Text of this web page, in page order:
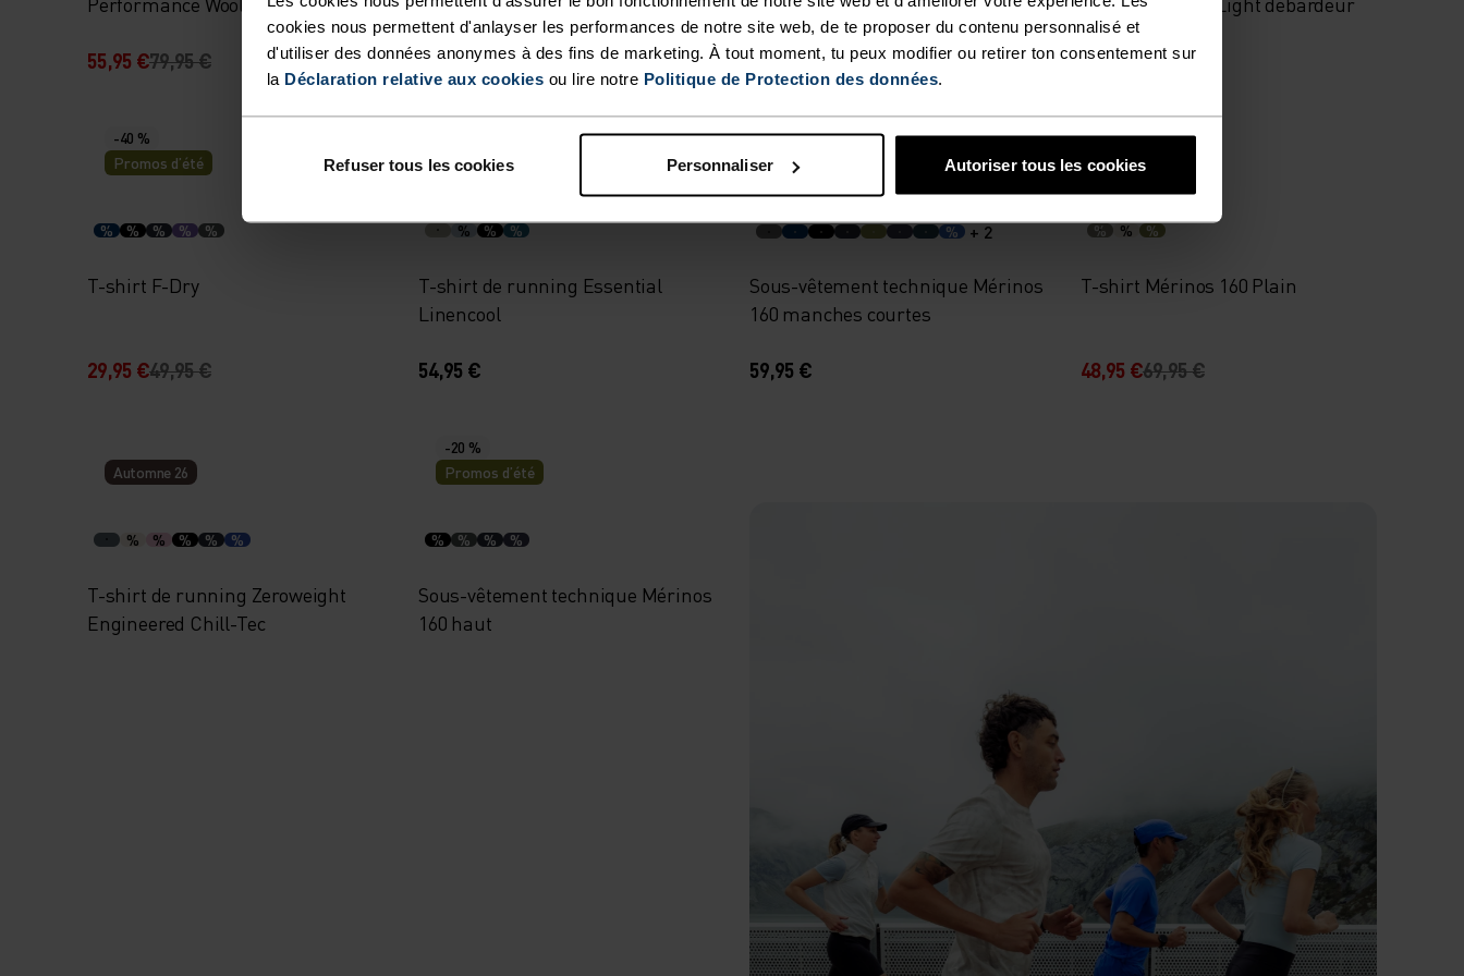
cookies nous permettent d'anlayser les performances de notre site web, de te proposer du contenu personnalisé et
d'utiliser des données anonymes à des fins de marketing. À tout moment, tu peux modifier ou retirer ton consentement sur
la Déclaration relative aux cookies ou lire notre Politique de Protection des données.
Refuser tous les cookies Personnaliser Autoriser tous les cookies
55,95 €79,95 € 195,95 €279,95 € 54,95 € 27,95 €39,95 €
-40 %
Promos d’été
% % % % %
T-shirt F-Dry
29,95 €49,95 €
% % %
T-shirt de running Essential
Linencool
54,95 €
Light
% + 2
Sous-vêtement technique Mérinos
160 manches courtes
59,95 €
-30 %
Promos d’été
% % %
T-shirt Mérinos 160 Plain
48,95 €69,95 €
Automne 26
% % % % %
T-shirt de running Zeroweight
Engineered Chill-Tec
-20 %
Promos d’été
% % % %
Sous-vêtement technique Mérinos
160 haut